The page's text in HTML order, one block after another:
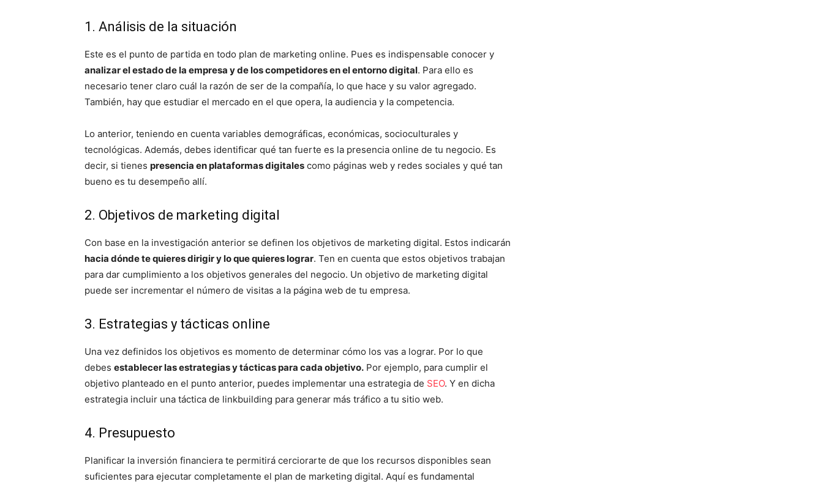
1. Análisis de la situación
Este es el punto de partida en todo plan de marketing online. Pues es indispensable conocer y
analizar el estado de la empresa y de los competidores en el entorno digital. Para ello es
necesario tener claro cuál la razón de ser de la compañía, lo que hace y su valor agregado.
También, hay que estudiar el mercado en el que opera, la audiencia y la competencia.
Lo anterior, teniendo en cuenta variables demográficas, económicas, socioculturales y
tecnológicas. Además, debes identificar qué tan fuerte es la presencia online de tu negocio. Es
decir, si tienes presencia en plataformas digitales como páginas web y redes sociales y qué tan
bueno es tu desempeño allí.
2. Objetivos de marketing digital
Con base en la investigación anterior se definen los objetivos de marketing digital. Estos indicarán
hacia dónde te quieres dirigir y lo que quieres lograr. Ten en cuenta que estos objetivos trabajan
para dar cumplimiento a los objetivos generales del negocio. Un objetivo de marketing digital
puede ser incrementar el número de visitas a la página web de tu empresa.
3. Estrategias y tácticas online
Una vez definidos los objetivos es momento de determinar cómo los vas a lograr. Por lo que
debes establecer las estrategias y tácticas para cada objetivo. Por ejemplo, para cumplir el
objetivo planteado en el punto anterior, puedes implementar una estrategia de SEO. Y en dicha
estrategia incluir una táctica de linkbuilding para generar más tráfico a tu sitio web.
4. Presupuesto
Planificar la inversión financiera te permitirá cerciorarte de que los recursos disponibles sean
suficientes para ejecutar completamente el plan de marketing digital. Aquí es fundamental